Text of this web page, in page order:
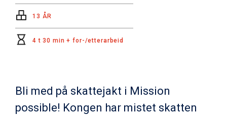
13 ÅR
4 t 30 min + for-/etterarbeid
Bli med på skattejakt i Mission
possible! Kongen har mistet skatten